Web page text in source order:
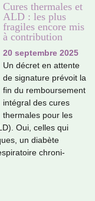
Cures thermales et
ALD : les plus
fragiles encore mis
à contribution
20 septembre 2025
Un décret en attente
de signa­ture pré­voit la
fin du rem­bour­se­ment
inté­gral des cures
ther­ma­les pour les
Oui, celles qui
un dia­bète
chro­ni­